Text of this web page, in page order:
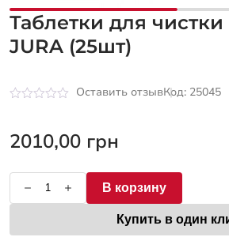
Таблетки для
JURA (25шт)
5
Оставить отзывКод: 25045
2010,00 грн
В корзину
Купить в один